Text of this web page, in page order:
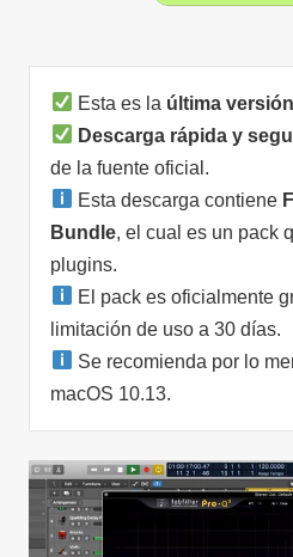
Esta es la última
Descarga rápida y
de la fuente oficial.
Esta descarga contiene
Bundle, el cual es un pack
plugins.
El pack es oficialmente
limitación de uso a 30 días.
Se recomienda por lo
macOS 10.13.